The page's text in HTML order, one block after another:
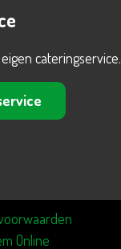
cateringservice.
Online